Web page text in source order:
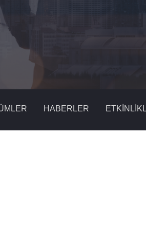
HABERLER